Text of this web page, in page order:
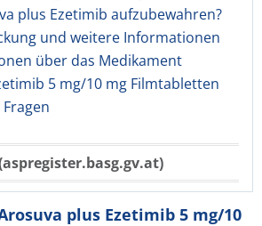
plus Ezetimib aufzubewahren?
und weitere Informationen
über das Medikament
5 mg/10 mg Filmtabletten
plus Ezetimib 5 mg/10